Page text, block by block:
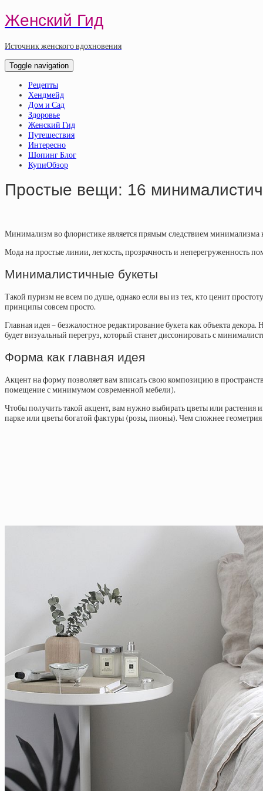
Женский Гид
Источник женского вдохновения
Toggle navigation
Рецепты
Хендмейд
Дом и Сад
Здоровье
Женский Гид
Путешествия
Интересно
Шопинг Блог
КупиОбзор
Простые вещи: 16
Минимализм во флористике является прямым следствием минимализма
Мода на простые линии, легкость, прозрачность и неперегруженность
Минималистичные букеты
Такой пуризм не всем по душе, однако если вы из тех, кто ценит
принципы совсем просто.
Главная идея – безжалостное редактирование букета как объекта
будет визуальный перегруз, который станет диссонировать с
Форма как главная идея
Акцент на форму позволяет вам вписать свою композицию в
помещение с минимумом современной мебели).
Чтобы получить такой акцент, вам нужно выбирать цветы или растения
парке или цветы богатой фактуры (розы, пионы). Чем сложнее